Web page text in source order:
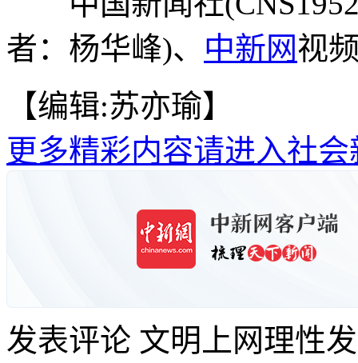
者：杨华峰)、 中新网视
【编辑:苏亦瑜】
更多精彩内容请进入社会
发表评论 文明上网理性